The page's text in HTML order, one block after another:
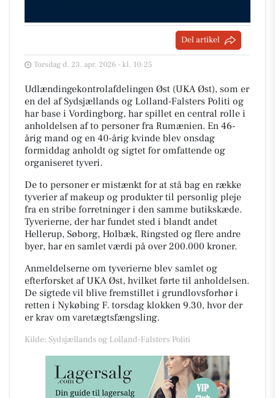
Del artikel
Torsdag d. 23. apr. 2026 - kl. 10:25
Udlændingekontrolafdelingen Øst (UKA Øst), som er
en del af Sydsjællands og Lolland-Falsters Politi og
har base i Vordingborg, har spillet en central rolle i
anholdelsen af to personer fra Rumænien. En 46-
årig mand og en 40-årig kvinde blev onsdag
formiddag anholdt og sigtet for omfattende og
organiseret tyveri.
De to personer er mistænkt for at stå bag en række
tyverier af makeup og produkter til personlig pleje
fra en stribe forretninger i den samme butikskæde.
Tyverierne, der har fundet sted i blandt andet
Hellerup, Søborg, Holbæk, Ringsted og flere andre
byer, har en samlet værdi på over 200.000 kroner.
Anmeldelserne om tyverierne blev samlet og
efterforsket af UKA Øst, hvilket førte til anholdelsen.
De sigtede vil blive fremstillet i grundlovsforhør i
retten i Nykøbing F. torsdag klokken 9.30, hvor der
er krav om varetægtsfængsling.
Kilde: Sydsjællands og Lolland-Falsters Politi